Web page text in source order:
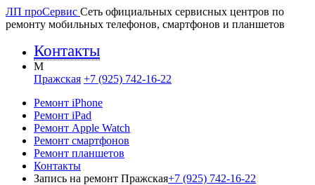
ЛП проСервис Сеть официальных сервисных центров по
ремонту мобильных телефонов, смартфонов и планшетов
Контакты
M
Пражская +7 (925) 742-16-22
Ремонт iPhone
Ремонт iPad
Ремонт Apple Watch
Ремонт смартфонов
Ремонт планшетов
Контакты
Запись на ремонт Пражская+7 (925) 742-16-22